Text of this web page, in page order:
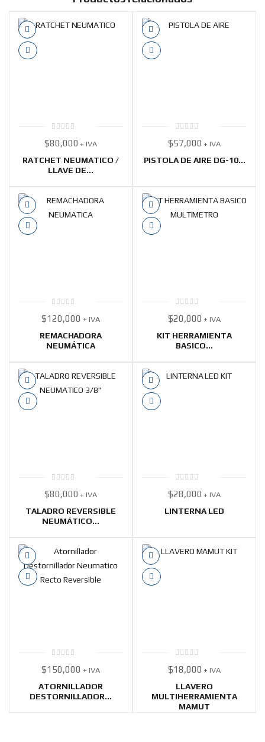
out
5
$80,000 + IVA
RATCHET NEUMATICO /
LLAVE DE...
out
5
$57,000 + IVA
PISTOLA DE AIRE DG-10...
out
5
$120,000 + IVA
REMACHADORA
NEUMÁTICA
out
5
$20,000 + IVA
KIT HERRAMIENTA
BASICO...
out
5
$80,000 + IVA
TALADRO REVERSIBLE
NEUMÁTICO...
out
5
$28,000 + IVA
LINTERNA LED
out
5
$150,000 + IVA
ATORNILLADOR
DESTORNILLADOR...
out
5
$18,000 + IVA
LLAVERO
MULTIHERRAMIENTA
MAMUT